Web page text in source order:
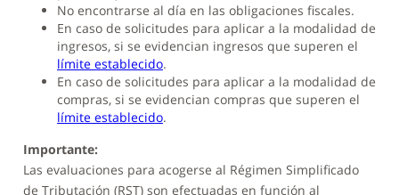
No encontrarse al día en las obligaciones fiscales.
En caso de solicitudes para aplicar a la modalidad de
ingresos, si se evidencian ingresos que superen el
límite establecido.
En caso de solicitudes para aplicar a la modalidad de
compras, si se evidencian compras que superen el
límite establecido.
Importante:
Las evaluaciones para acogerse al Régimen Simplificado
de Tributación (RST) son efectuadas en función al